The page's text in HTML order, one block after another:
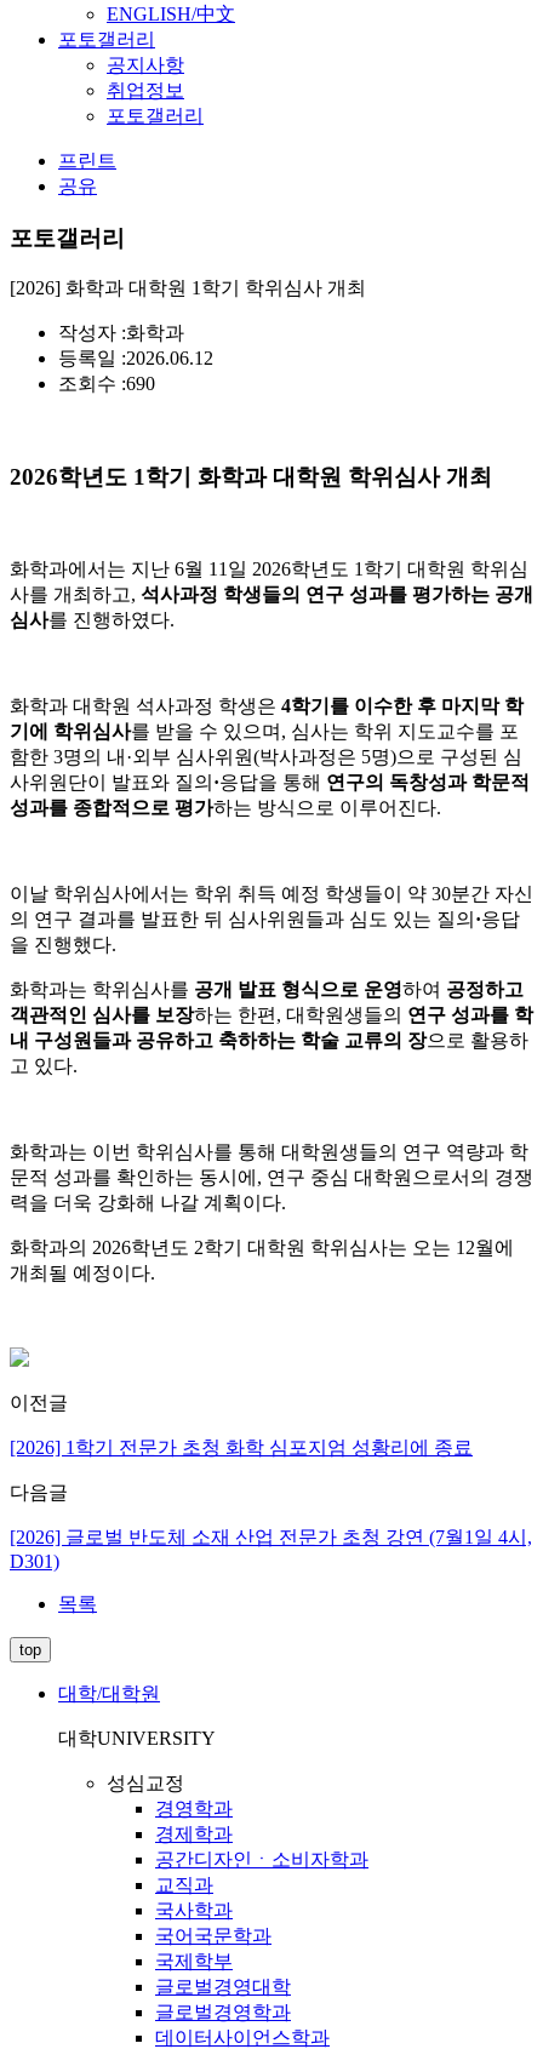
ENGLISH/中文
포토갤러리
공지사항
취업정보
포토갤러리
프린트
공유
포토갤러리
[2026] 화학과 대학원 1학기 학위심사 개최
작성자 :화학과
등록일 :2026.06.12
조회수 :690
2026학년도 1학기 화학과 대학원 학위심사 개최
화학과에서는 지난 6월 11일 2026학년도 1학기 대학원 학위심
사를 개최하고, 석사과정 학생들의 연구 성과를 평가하는 공개
심사를 진행하였다.
화학과 대학원 석사과정 학생은 4학기를 이수한 후 마지막 학
기에 학위심사를 받을 수 있으며, 심사는 학위 지도교수를 포
함한 3명의 내·외부 심사위원(박사과정은 5명)으로 구성된 심
사위원단이 발표와 질의 ·응답을 통해 연구의 독창성과 학문적
성과를 종합적으로 평가하는 방식으로 이루어진다.
이날 학위심사에서는 학위 취득 예정 학생들이 약 30분간 자신
의 연구 결과를 발표한 뒤 심사위원들과 심도 있는 질의 ·응답
을 진행했다.
화학과는 학위심사를 공개 발표 형식으로 운영하여 공정하고
객관적인 심사를 보장하는 한편, 대학원생들의 연구 성과를 학
내 구성원들과 공유하고 축하하는 학술 교류의 장으로 활용하
고 있다.
화학과는 이번 학위심사를 통해 대학원생들의 연구 역량과 학
문적 성과를 확인하는 동시에, 연구 중심 대학원으로서의 경쟁
력을 더욱 강화해 나갈 계획이다.
화학과의 2026학년도 2학기 대학원 학위심사는 오는 12월에
개최될 예정이다.
이전글
[2026] 1학기 전문가 초청 화학 심포지엄 성황리에 종료
다음글
[2026] 글로벌 반도체 소재 산업 전문가 초청 강연 (7월1일 4시,
D301)
목록
top
대학/대학원
대학UNIVERSITY
성심교정
경영학과
경제학과
공간디자인ㆍ소비자학과
교직과
국사학과
국어국문학과
국제학부
글로벌경영대학
글로벌경영학과
데이터사이언스학과